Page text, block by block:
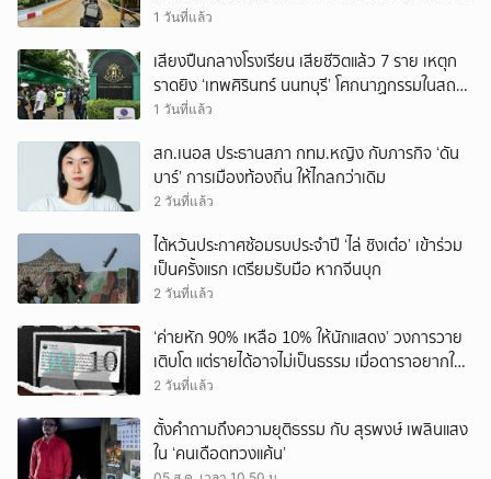
สูงที่สุดในภูมิภาค
1 วันที่แล้ว
เสียงปืนกลางโรงเรียน เสียชีวิตแล้ว 7 ราย เหตุก
ราดยิง ‘เทพศิรินทร์ นนทบุรี’ โศกนาฏกรรมในสถาน
ศึกษา ครั้งที่ 2 ในรอบปี
1 วันที่แล้ว
สก.เนอส ประธานสภา กทม.หญิง กับภารกิจ ‘ดัน
บาร์’ การเมืองท้องถิ่น ให้ไกลกว่าเดิม
2 วันที่แล้ว
ไต้หวันประกาศซ้อมรบประจำปี ‘ไล่ ชิงเต๋อ’ เข้าร่วม
เป็นครั้งแรก เตรียมรับมือ หากจีนบุก
2 วันที่แล้ว
‘ค่ายหัก 90% เหลือ 10% ให้นักแสดง’ วงการวาย
เติบโต แต่รายได้อาจไม่เป็นธรรม เมื่อดาราอยากให้มี
‘สัญญามาตรฐาน’
2 วันที่แล้ว
ตั้งคำถามถึงความยุติธรรม กับ สุรพงษ์ เพลินแสง
ใน ‘คนเดือดทวงแค้น’